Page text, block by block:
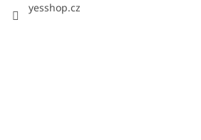
yesshop.cz